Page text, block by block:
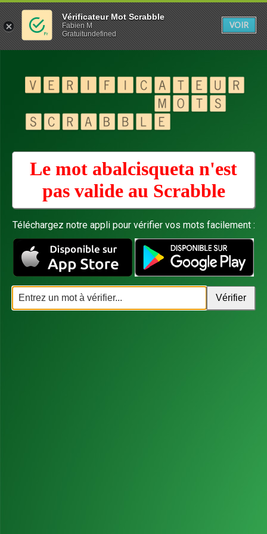
Le mot abalcisqueta n'est
pas valide au Scrabble
Téléchargez notre appli pour vérifier vos mots facilement :
Vérificateur Mot Scrabble
Fabien M
Gratuitundefined
VOIR